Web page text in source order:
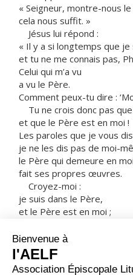
« Seigneur, montre-nous
cela nous suffit. »
Jésus lui répond :
« Il y a si longtemps que je
et tu ne me connais pas,
Celui qui m’a vu
a vu le Père.
Comment peux-tu dire :
Tu ne crois donc pas
et que le Père est en moi !
Les paroles que je vous
je ne les dis pas de moi-
le Père qui demeure en moi
fait ses propres œuvres.
Croyez-moi :
je suis dans le Père,
et le Père est en moi ;
croyez du moins à cause
Amen, amen, je vous le
celui qui croit en moi